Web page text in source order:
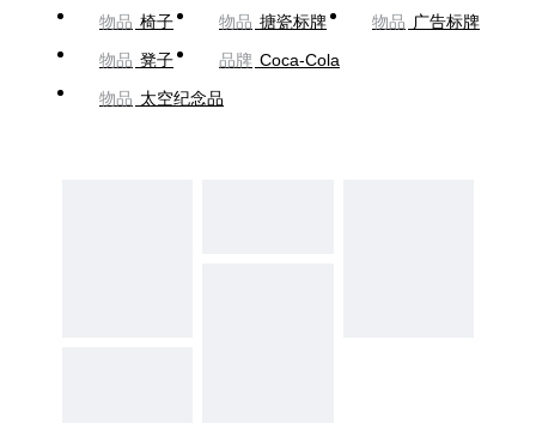
物品 椅子 物品 搪瓷标牌 物品 广告标牌
物品 凳子 品牌 Coca-Cola
物品 太空纪念品